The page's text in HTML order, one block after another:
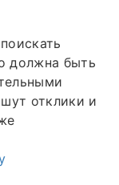
должна быть
отклики и